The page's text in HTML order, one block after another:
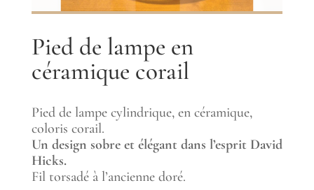
Pied de lampe en
céramique corail
Pied de lampe cylindrique, en céramique,
coloris corail.
Un design sobre et élégant dans l’esprit David
Hicks.
Fil torsadé à l’ancienne doré.